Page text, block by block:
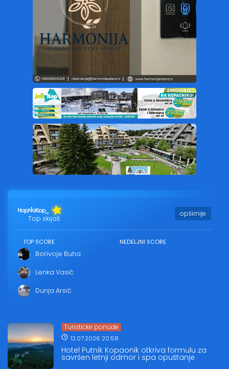
Top skijaš
opširnije
TOP SCORE
Borivoje Buha
Lenka Vasić
Dunja Arsić
NEDELJNI SCORE
Turisticke ponude
12.07.2026 20:58
Hotel Putnik Kopaonik otkriva formulu za
savršen letnji odmor i spa opuštanje